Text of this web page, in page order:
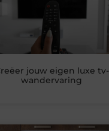
jouw eigen luxe tv-
wandervaring